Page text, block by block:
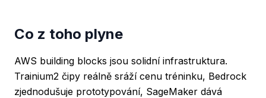
Co z toho plyne
AWS building blocks jsou solidní infrastruktura.
Trainium2 čipy reálně sráží cenu tréninku, Bedrock
zjednodušuje prototypování, SageMaker dává